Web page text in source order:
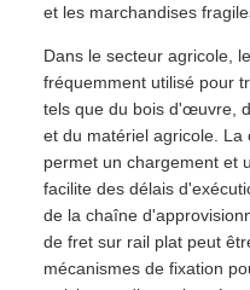
et les marchandises
Dans le secteur agricole,
fréquemment utilisé pour
tels que du bois d'œuvre,
et du matériel agricole.
permet un chargement et
facilite des délais
de la chaîne
de fret sur rail plat peut
mécanismes de fixation